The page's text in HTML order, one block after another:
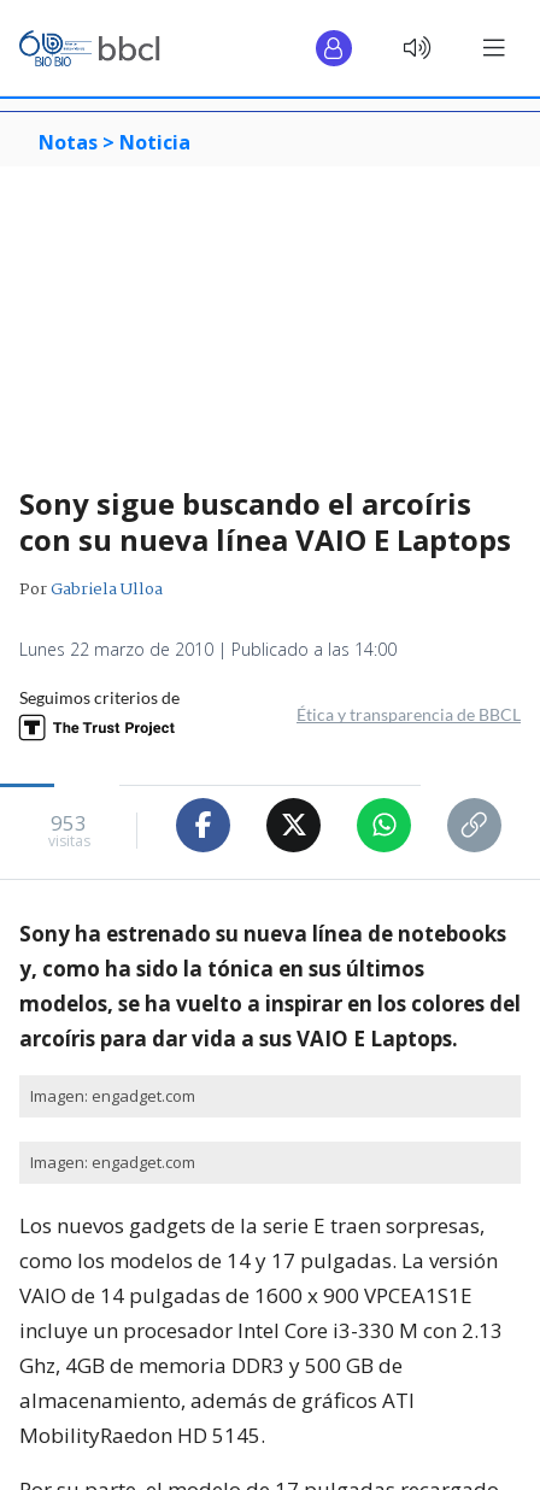
Notas > Noticia
Sony sigue buscando el arcoíris
con su nueva línea VAIO E Laptops
PorGabriela Ulloa
Lunes 22 marzo de 2010 | Publicado a las 14:00
Seguimos criterios de
Ética y transparencia de BBCL
953
visitas
Sony ha estrenado su nueva línea de notebooks
y, como ha sido la tónica en sus últimos
modelos, se ha vuelto a inspirar en los colores del
arcoíris para dar vida a sus VAIO E Laptops.
Imagen: engadget.com
Imagen: engadget.com
Los nuevos gadgets de la serie E traen sorpresas,
como los modelos de 14 y 17 pulgadas. La versión
VAIO de 14 pulgadas de 1600 x 900 VPCEA1S1E
incluye un procesador Intel Core i3-330 M con 2.13
Ghz, 4GB de memoria DDR3 y 500 GB de
almacenamiento, además de gráficos ATI
MobilityRaedon HD 5145.